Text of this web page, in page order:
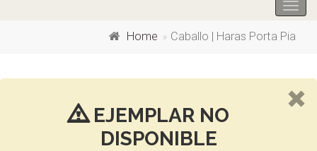
Home Caballo | Haras Porta Pia
EJEMPLAR NO
DISPONIBLE